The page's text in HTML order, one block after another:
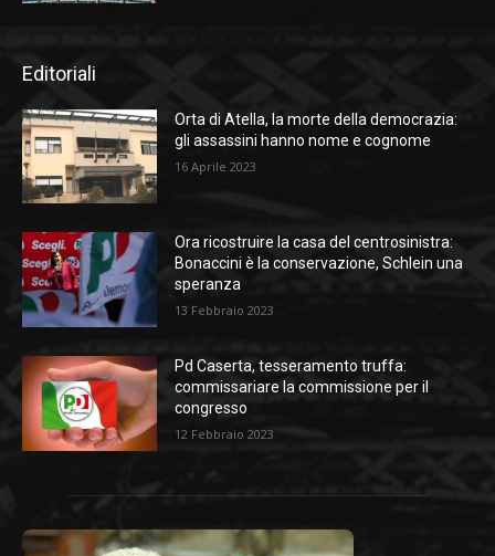
Editoriali
Orta di Atella, la morte della democrazia:
gli assassini hanno nome e cognome
16 Aprile 2023
Ora ricostruire la casa del centrosinistra:
Bonaccini è la conservazione, Schlein una
speranza
13 Febbraio 2023
Pd Caserta, tesseramento truffa:
commissariare la commissione per il
congresso
12 Febbraio 2023